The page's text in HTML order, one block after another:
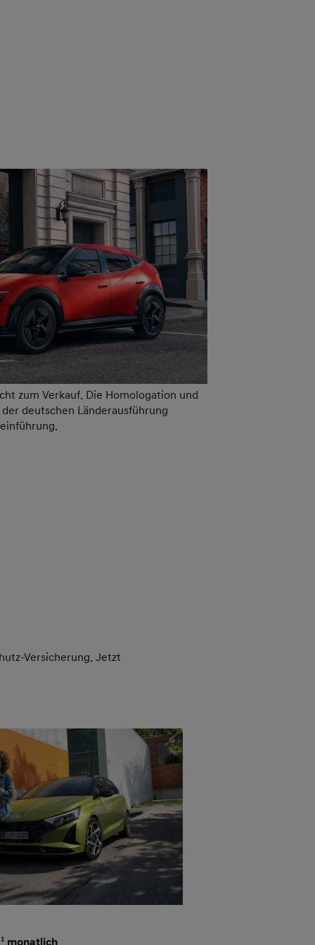
zum Verkauf. Die Homologation und
deutschen Länderausführung
Versicherung. Jetzt